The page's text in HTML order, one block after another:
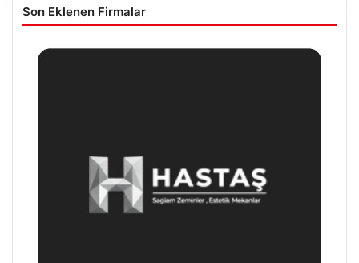
Son Eklenen Firmalar